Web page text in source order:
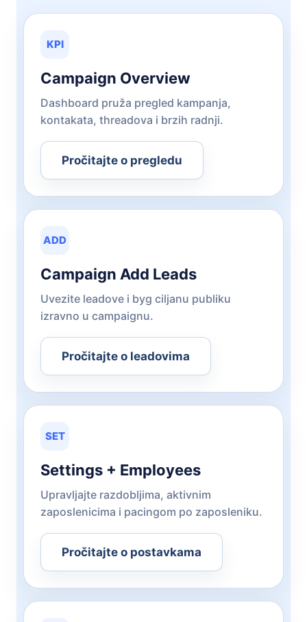
KPI
Campaign Overview
Dashboard pruža pregled kampanja,
kontakata, threadova i brzih radnji.
Pročitajte o pregledu
ADD
Campaign Add Leads
Uvezite leadove i byg ciljanu publiku
izravno u campaignu.
Pročitajte o leadovima
SET
Settings + Employees
Upravljajte razdobljima, aktivnim
zaposlenicima i pacingom po zaposleniku.
Pročitajte o postavkama